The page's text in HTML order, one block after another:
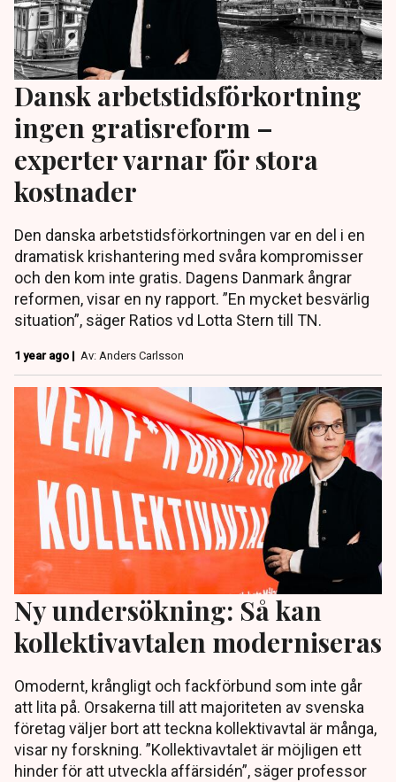
Dansk arbetstidsförkortning
ingen gratisreform –
experter varnar för stora
kostnader
Den danska arbetstidsförkortningen var en del i en
dramatisk krishantering med svåra kompromisser
och den kom inte gratis. Dagens Danmark ångrar
reformen, visar en ny rapport. ”En mycket besvärlig
situation”, säger Ratios vd Lotta Stern till TN.
1 year ago | Av: Anders Carlsson
Ny undersökning: Så kan
kollektivavtalen moderniseras
Omodernt, krångligt och fackförbund som inte går
att lita på. Orsakerna till att majoriteten av svenska
företag väljer bort att teckna kollektivavtal är många,
visar ny forskning. ”Kollektivavtalet är möjligen ett
hinder för att utveckla affärsidén”, säger professor